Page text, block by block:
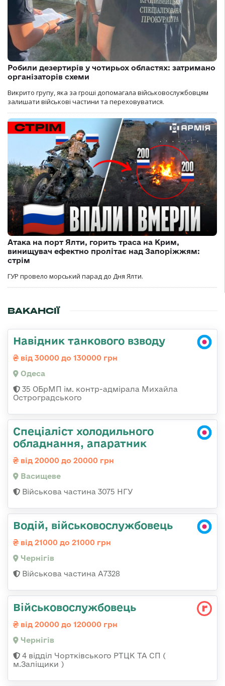
Робили дезертирів у чотирьох областях: затримано
організаторів схеми
Викрито групу, яка за гроші допомагала військовослужбовцям
залишати військові частини та переховуватися.
Атака на порт Ялти, горить траса на Крим,
винищувач ефектно пролітає над Запоріжжям:
стрім
ГУР провело морський парад до Дня Ялти.
ВАКАНСІЇ
Навідник танкового взводу
від 30000 до 130000 грн
Одеса
35 ОБрМП ім. контр-адмірала Михайла
Остроградського
Спеціаліст холодильного
обладнання, апаратник
від 20000 до 20000 грн
Васищеве
Військова частина 3075 НГУ
Водій, військовослужбовець
від 21000 до 21000 грн
Чернігів
Військова частина А7328
Військовослужбовець
від 20000 до 120000 грн
Чернігів
4 відділ Чортківського РТЦК ТА СП (
м.Заліщики )